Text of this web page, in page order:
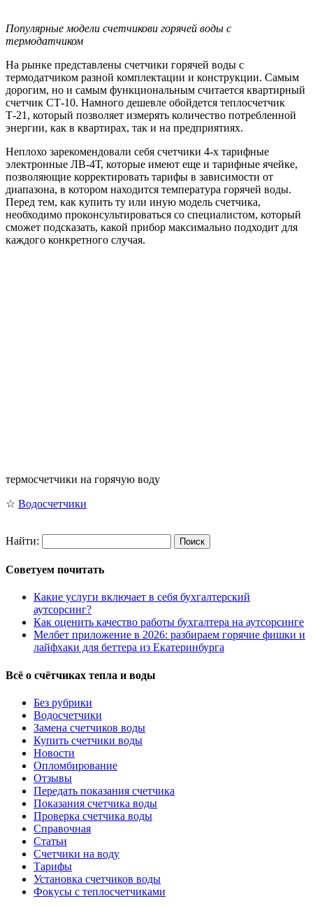
Популярные модели счетчикови горячей воды с
термодатчиком
На рынке представлены счетчики горячей воды с
термодатчиком разной комплектации и конструкции. Самым
дорогим, но и самым функциональным считается квартирный
счетчик СТ-10. Намного дешевле обойдется теплосчетчик
Т-21, который позволяет измерять количество потребленной
энергии, как в квартирах, так и на предприятиях.
Неплохо зарекомендовали себя счетчики 4-х тарифные
электронные ЛВ-4Т, которые имеют еще и тарифные ячейке,
позволяющие корректировать тарифы в зависимости от
диапазона, в котором находится температура горячей воды.
Перед тем, как купить ту или иную модель счетчика,
необходимо проконсультироваться со специалистом, который
сможет подсказать, какой прибор максимально подходит для
каждого конкретного случая.
термосчетчики на горячую воду
☆ Водосчетчики
Найти:
Советуем почитать
Какие услуги включает в себя бухгалтерский
аутсорсинг?
Как оценить качество работы бухгалтера на аутсорсинге
Мелбет приложение в 2026: разбираем горячие фишки и
лайфхаки для беттера из Екатеринбурга
Всё о счётчиках тепла и воды
Без рубрики
Водосчетчики
Замена счетчиков воды
Купить счетчики воды
Новости
Опломбирование
Отзывы
Передать показания счетчика
Показания счетчика воды
Проверка счетчика воды
Справочная
Статьи
Счетчики на воду
Тарифы
Установка счетчиков воды
Фокусы с теплосчетчиками